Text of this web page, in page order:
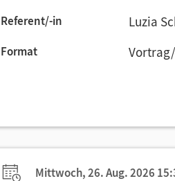
Referent/-in Luzia
Format
Mittwoch, 26. Aug. 2026